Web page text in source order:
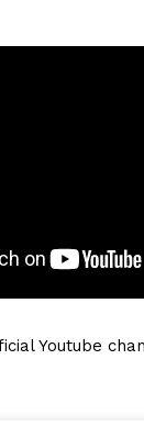
Youtube